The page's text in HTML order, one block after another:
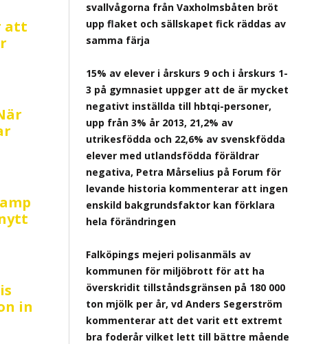
att
in
svallvågorna från Vaxholmsbåten bröt
upp flaket och sällskapet fick räddas av
samma färja
15% av elever i årskurs 9 och i årskurs 1-
3 på gymnasiet uppger att de är mycket
negativt inställda till hbtqi-personer,
upp från 3% år 2013, 21,2% av
utrikesfödda och 22,6% av svenskfödda
elever med utlandsfödda föräldrar
negativa, Petra Mårselius på Forum för
levande historia kommenterar att ingen
enskild bakgrundsfaktor kan förklara
hela förändringen
Falköpings mejeri polisanmäls av
kommunen för miljöbrott för att ha
överskridit tillståndsgränsen på 180 000
ton mjölk per år, vd Anders Segerström
kommenterar att det varit ett extremt
bra foderår vilket lett till bättre mående